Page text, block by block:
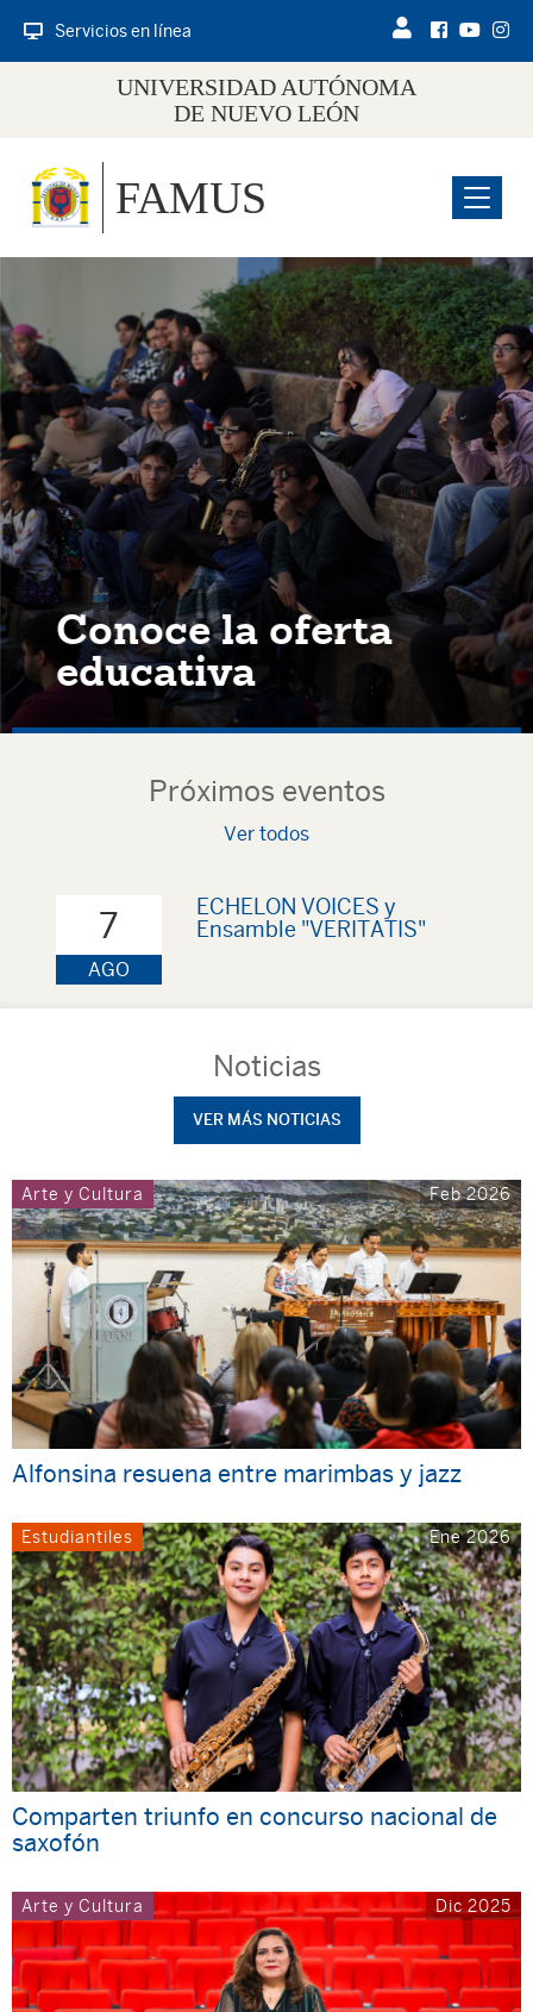
Servicios en línea
UNIVERSIDAD AUTÓNOMA
DE NUEVO LEÓN
Menu
FAMUS
Conoce la oferta
educativa
Próximos eventos
Ver todos
7
AGO
ECHELON VOICES y
Ensamble "VERITATIS"
Noticias
VER MÁS NOTICIAS
Arte y Cultura Feb 2026
Alfonsina resuena entre marimbas y jazz
Estudiantiles Ene 2026
Comparten triunfo en concurso nacional de
saxofón
Arte y Cultura Dic 2025